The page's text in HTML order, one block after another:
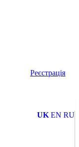
Реєстрація
UK EN RU